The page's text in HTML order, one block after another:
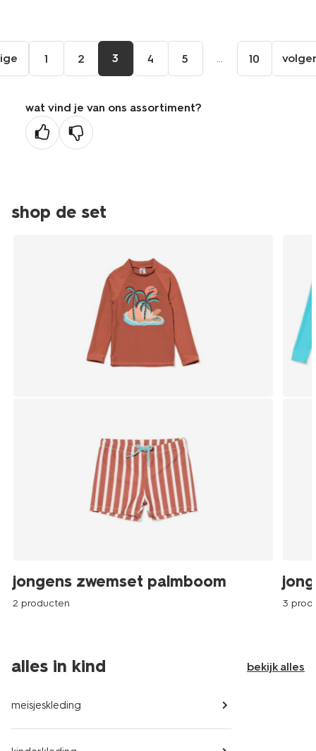
1 2 3 4 5 ... 10
wat vind je van ons assortiment?
shop de set
jongens zwemset palmboom
2 producten 3
alles in kind bekijk alles
meisjeskleding